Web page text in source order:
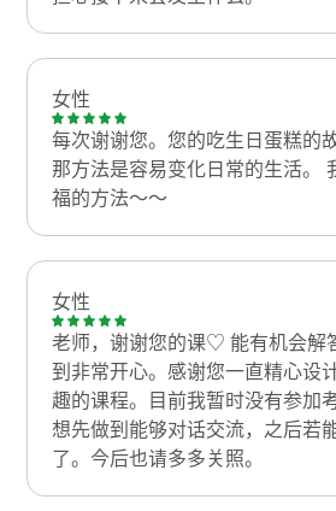
女性
每次谢谢您。您的吃生日蛋糕的
那方法是容易变化日常的生活。
福的方法～～
女性
老师，谢谢您的课♡ 能有机会解
到非常开心。感谢您一直精心设
趣的课程。目前我暂时没有参加
想先做到能够对话交流，之后若
了。今后也请多多关照。